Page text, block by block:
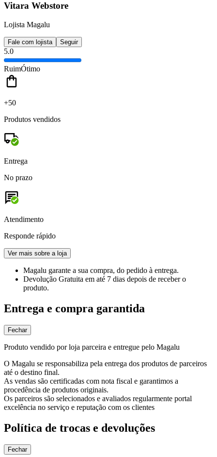
Vitara Webstore
Lojista Magalu
Fale com lojista Seguir
5.0
RuimÓtimo
+50
Produtos vendidos
Entrega
No prazo
Atendimento
Responde rápido
Ver mais sobre a loja
Magalu garante a sua compra, do pedido à entrega.
Devolução Gratuita em até 7 dias depois de receber o
produto.
Entrega e compra garantida
Fechar
Produto vendido por loja parceira e entregue pelo Magalu
O Magalu se responsabiliza pela entrega dos produtos de parceiros
até o destino final.
As vendas são certificadas com nota fiscal e garantimos a
procedência de produtos originais.
Os parceiros são selecionados e avaliados regularmente portal
excelência no serviço e reputação com os clientes
Política de trocas e devoluções
Fechar